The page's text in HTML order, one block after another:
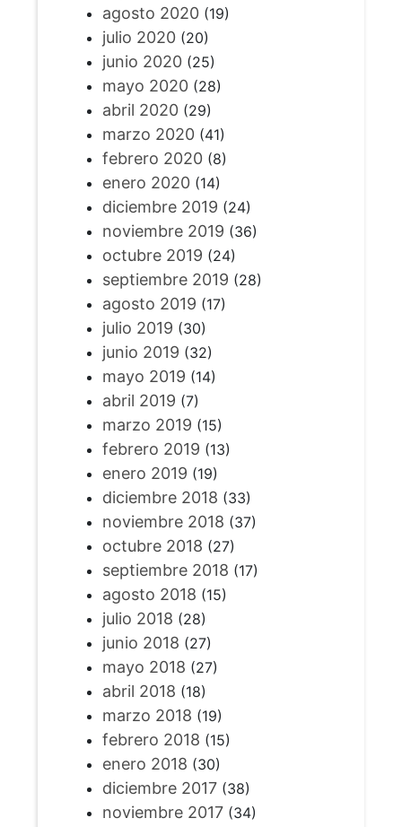
agosto 2020(19)
julio 2020(20)
junio 2020(25)
mayo 2020(28)
abril 2020(29)
marzo 2020(41)
febrero 2020(8)
enero 2020(14)
diciembre 2019 (24)
noviembre 2019 (36)
octubre 2019 (24)
septiembre 2019 (28)
agosto 2019 (17)
julio 2019 (30)
junio 2019 (32)
mayo 2019 (14)
abril 2019 (7)
marzo 2019 (15)
febrero 2019 (13)
enero 2019 (19)
diciembre 2018 (33)
noviembre 2018 (37)
octubre 2018 (27)
septiembre 2018 (17)
agosto 2018 (15)
julio 2018 (28)
junio 2018 (27)
mayo 2018 (27)
abril 2018 (18)
marzo 2018 (19)
febrero 2018 (15)
enero 2018 (30)
diciembre 2017(38)
noviembre 2017(34)